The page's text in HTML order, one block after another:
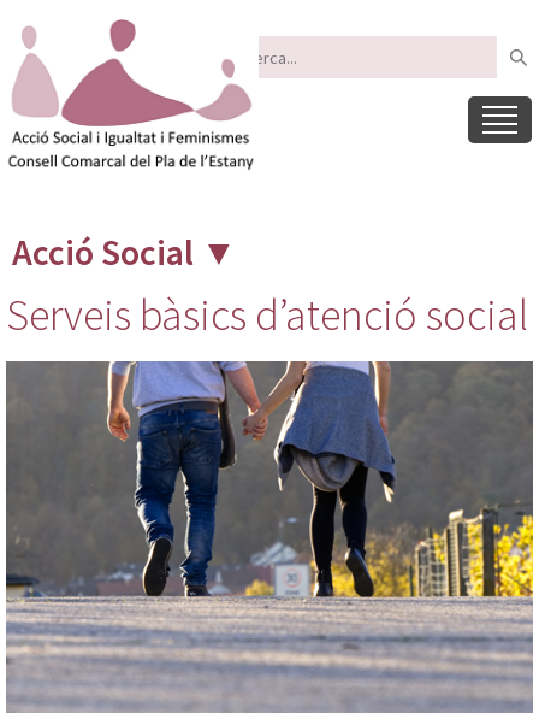
Acció Social ▼
Serveis bàsics d’atenció social